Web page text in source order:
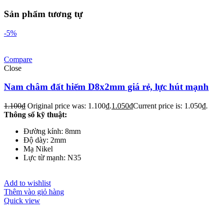
Sản phẩm tương tự
-5%
Compare
Close
Nam châm đất hiếm D8x2mm giá rẻ, lực hút mạnh
1.100₫ Original price was: 1.100₫.1.050₫Current price is: 1.050₫.
Thông số kỹ thuật:
Đường kính: 8mm
Độ dày: 2mm
Mạ Nikel
Lực từ mạnh: N35
Add to wishlist
Thêm vào giỏ hàng
Quick view